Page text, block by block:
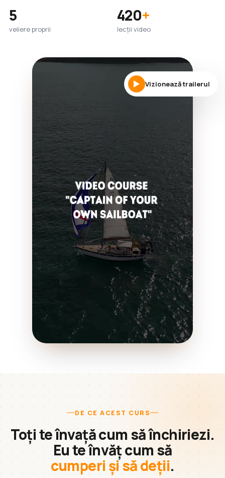
5
veliere proprii
420+
lecții video
Vizionează trailerul
DE CE ACEST CURS
Toți te învață cum să închiriezi.
Eu te învăț cum să
cumperi și să deții.